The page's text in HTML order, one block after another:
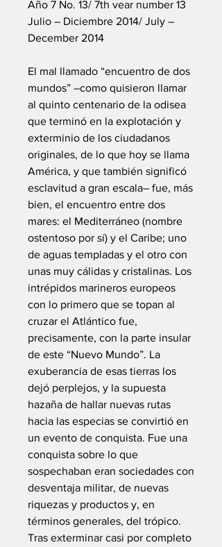
Año 7 No. 13/ 7th vear number 13
Julio – Diciembre 2014/ July –
December 2014
El mal llamado “encuentro de dos
mundos” –como quisieron llamar
al quinto centenario de la odisea
que terminó en la explotación y
exterminio de los ciudadanos
originales, de lo que hoy se llama
América, y que también significó
esclavitud a gran escala– fue, más
bien, el encuentro entre dos
mares: el Mediterráneo (nombre
ostentoso por sí) y el Caribe; uno
de aguas templadas y el otro con
unas muy cálidas y cristalinas. Los
intrépidos marineros europeos
con lo primero que se topan al
cruzar el Atlántico fue,
precisamente, con la parte insular
de este “Nuevo Mundo”. La
exuberancia de esas tierras los
dejó perplejos, y la supuesta
hazaña de hallar nuevas rutas
hacia las especias se convirtió en
un evento de conquista. Fue una
conquista sobre lo que
sospechaban eran sociedades con
desventaja militar, de nuevas
riquezas y productos y, en
términos generales, del trópico.
Tras exterminar casi por completo